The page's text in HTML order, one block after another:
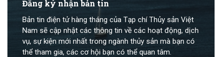
Đăng ký nhận bản tin
Bản tin điện tử hàng tháng của Tạp chí Thủy sản Việt
Nam sẽ cập nhật các thông tin về các hoạt động, dịch
vụ, sự kiện mới nhất trong ngành thủy sản mà bạn có
thể tham gia, các cơ hội bạn có thể quan tâm.